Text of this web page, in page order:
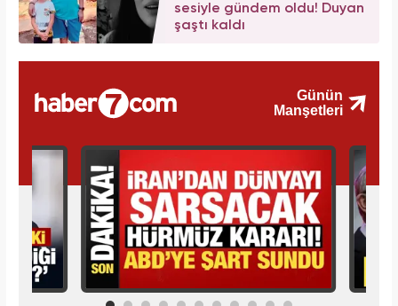
sesiyle gündem oldu! Duyan
şaştı kaldı